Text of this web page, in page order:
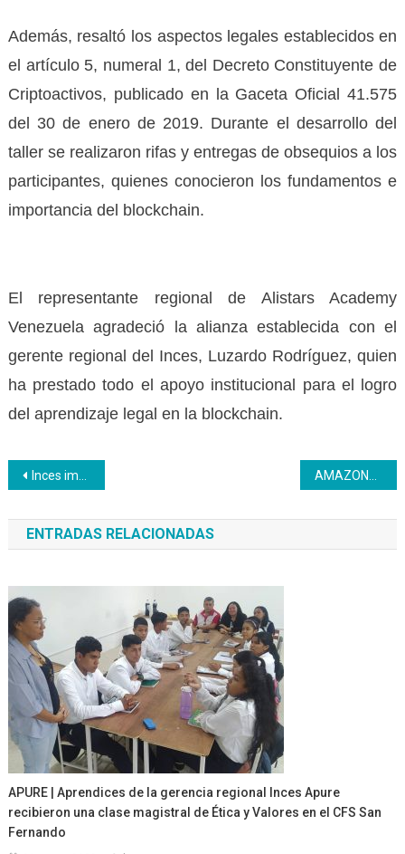
Además, resaltó los aspectos legales establecidos en
el artículo 5, numeral 1, del Decreto Constituyente de
Criptoactivos, publicado en la Gaceta Oficial 41.575
del 30 de enero de 2019. Durante el desarrollo del
taller se realizaron rifas y entregas de obsequios a los
participantes, quienes conocieron los fundamentos e
importancia del blockchain.
El representante regional de Alistars Academy
Venezuela agradeció la alianza establecida con el
gerente regional del Inces, Luzardo Rodríguez, quien
ha prestado todo el apoyo institucional para el logro
del aprendizaje legal en la blockchain.
Navegación
de
entradas
Inces impulsa la prevención de cáncer de mama y atención a mujeres
ENTRADAS RELACIONADAS
APURE | Aprendices de la gerencia regional Inces Apure
recibieron una clase magistral de Ética y Valores en el CFS San
Fernando